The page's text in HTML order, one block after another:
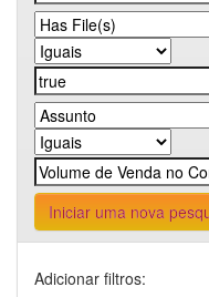
Iniciar uma nova
Adicionar filtros: